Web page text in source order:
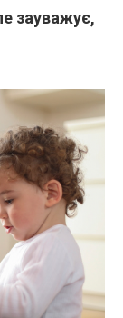
зауважує,